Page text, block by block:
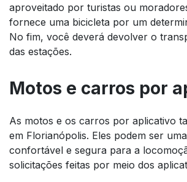
aproveitado por turistas ou
fornece uma bicicleta por um
No fim, você deverá devolver o
das estações.
Motos e carros por
As motos e os carros por aplicativo
em Florianópolis. Eles podem ser
confortável e segura para a
solicitações feitas por meio dos